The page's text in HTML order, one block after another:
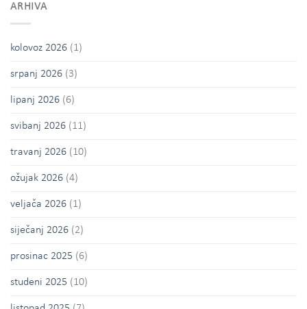
ARHIVA
kolovoz 2026 (1)
srpanj 2026 (3)
lipanj 2026 (6)
svibanj 2026 (11)
travanj 2026 (10)
ožujak 2026 (4)
veljača 2026 (1)
siječanj 2026 (2)
prosinac 2025 (6)
studeni 2025 (10)